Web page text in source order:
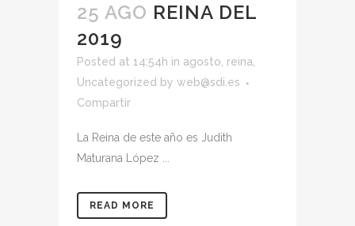
25 AGO REINA DEL
2019
Posted at 14:54h in agosto, reina,
Uncategorized by web@sdi.es
Compartir
La Reina de este año es Judith
Maturana López ...
READ MORE